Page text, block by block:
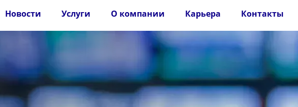
Новости Услуги О компании Карьера Контакты